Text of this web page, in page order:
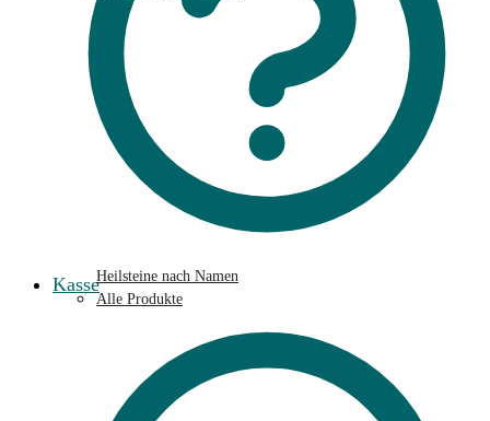
KasseHeilsteine nach Namen
Alle Produkte